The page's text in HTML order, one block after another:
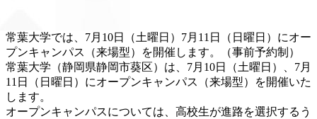
常葉大学では、7月10日（土曜日）7月11日（日曜日）にオー
プンキャンパス（来場型）を開催します。（事前予約制）
常葉大学（静岡県静岡市葵区）は、7月10日（土曜日）、7月
11日（日曜日）にオープンキャンパス（来場型）を開催いた
します。
オープンキャンパスについては、高校生が進路を選択するう